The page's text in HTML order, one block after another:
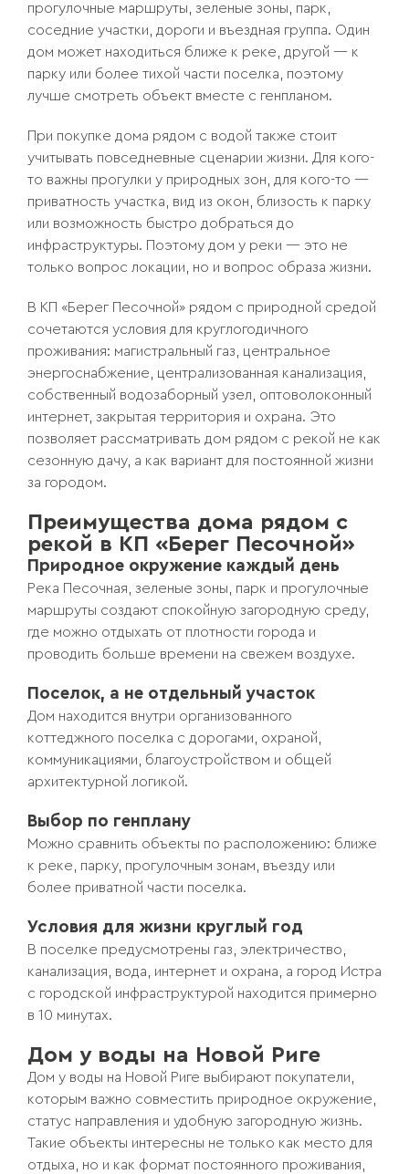
прогулочные маршруты, зеленые зоны, парк,
соседние участки, дороги и въездная группа. Один
дом может находиться ближе к реке, другой — к
парку или более тихой части поселка, поэтому
лучше смотреть объект вместе с генпланом.
При покупке дома рядом с водой также стоит
учитывать повседневные сценарии жизни. Для кого-
то важны прогулки у природных зон, для кого-то —
приватность участка, вид из окон, близость к парку
или возможность быстро добраться до
инфраструктуры. Поэтому дом у реки — это не
только вопрос локации, но и вопрос образа жизни.
В КП «Берег Песочной» рядом с природной средой
сочетаются условия для круглогодичного
проживания: магистральный газ, центральное
энергоснабжение, централизованная канализация,
собственный водозаборный узел, оптоволоконный
интернет, закрытая территория и охрана. Это
позволяет рассматривать дом рядом с рекой не как
сезонную дачу, а как вариант для постоянной жизни
за городом.
Преимущества дома рядом с
рекой в КП «Берег Песочной»
Природное окружение каждый день
Река Песочная, зеленые зоны, парк и прогулочные
маршруты создают спокойную загородную среду,
где можно отдыхать от плотности города и
проводить больше времени на свежем воздухе.
Поселок, а не отдельный участок
Дом находится внутри организованного
коттеджного поселка с дорогами, охраной,
коммуникациями, благоустройством и общей
архитектурной логикой.
Выбор по генплану
Можно сравнить объекты по расположению: ближе
к реке, парку, прогулочным зонам, въезду или
более приватной части поселка.
Условия для жизни круглый год
В поселке предусмотрены газ, электричество,
канализация, вода, интернет и охрана, а город Истра
с городской инфраструктурой находится примерно
в 10 минутах.
Дом у воды на Новой Риге
Дом у воды на Новой Риге выбирают покупатели,
которым важно совместить природное окружение,
статус направления и удобную загородную жизнь.
Такие объекты интересны не только как место для
отдыха, но и как формат постоянного проживания,